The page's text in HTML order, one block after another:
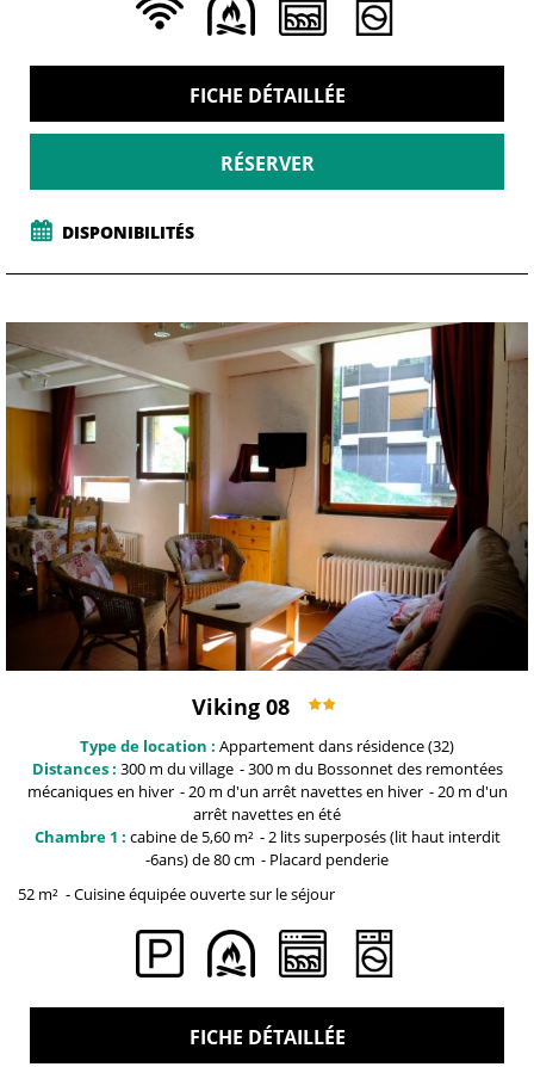
FICHE DÉTAILLÉE
RÉSERVER
DISPONIBILITÉS
Viking 08
Type de location : Appartement dans résidence(32)
Distances : 300 m du village 300 m du Bossonnetdes remontées
mécaniques en hiver
20 m d'un arrêt navettes en hiver 20 m d'un
arrêt navettes en été
Chambre 1 : cabinede 5,60 m²
2 lits superposés (lit haut interdit
-6ans)de 80 cm
Placard penderie
52 m² Cuisine équipée ouverte sur le séjour
FICHE DÉTAILLÉE